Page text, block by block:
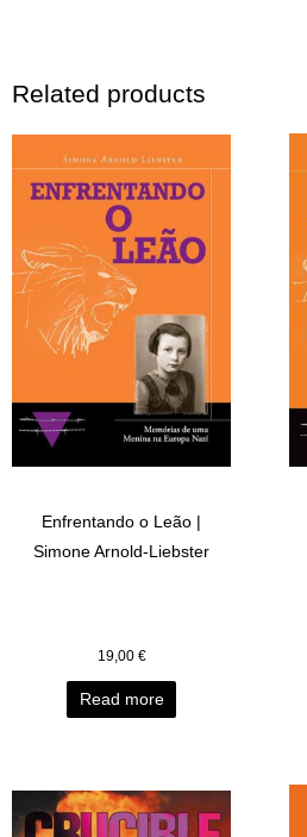
Related products
Enfrentando o Leão |
Simone Arnold-Liebster
19,00 €
Read more